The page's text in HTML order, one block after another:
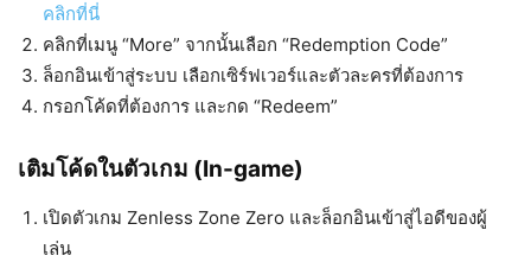
คลิกที่นี่
คลิกที่เมนู “More” จากนั้นเลือก “Redemption Code”
ล็อกอินเข้าสู่ระบบ เลือกเซิร์ฟเวอร์และตัวละครที่ต้องการ
กรอกโค้ดที่ต้องการ และกด “Redeem”
เติมโค้ดในตัวเกม (In-game)
เปิดตัวเกม Zenless Zone Zero และล็อกอินเข้าสู่ไอดีของผู้
เล่น